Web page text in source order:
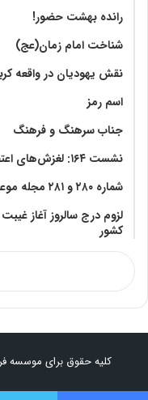
رانده بهشت‌ حضور!
شناخت امام زمان(عج)
نقش یهودیان در واقعه
اسم رمز
جناب سرهنگ و فرهنگ
نشست ۱۶۴: لغزش‌های اعتقادی در عصر غیبت
شماره ۲۸۰ و ۲۸۱ مجله موعود منتشر شد
لزوم درج سالروز آغاز
کشور
کلیه حقوق برای